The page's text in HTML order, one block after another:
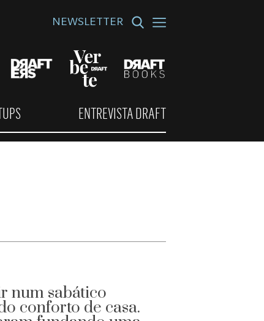
NEWSLETTER
ENTREVISTA DRAFT
num sabático
conforto de casa.